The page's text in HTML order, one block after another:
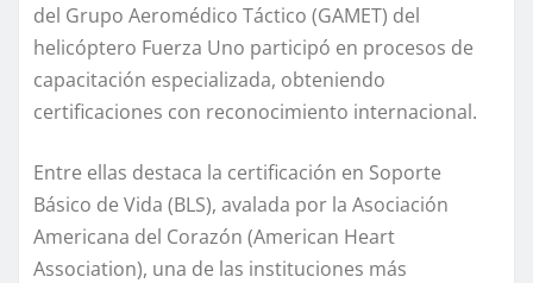
del Grupo Aeromédico Táctico (GAMET) del
helicóptero Fuerza Uno participó en procesos de
capacitación especializada, obteniendo
certificaciones con reconocimiento internacional.
Entre ellas destaca la certificación en Soporte
Básico de Vida (BLS), avalada por la Asociación
Americana del Corazón (American Heart
Association), una de las instituciones más